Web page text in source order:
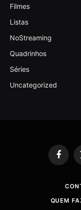
Filmes
Listas
NoStreaming
Quadrinhos
Séries
Uncategorized
QUEM